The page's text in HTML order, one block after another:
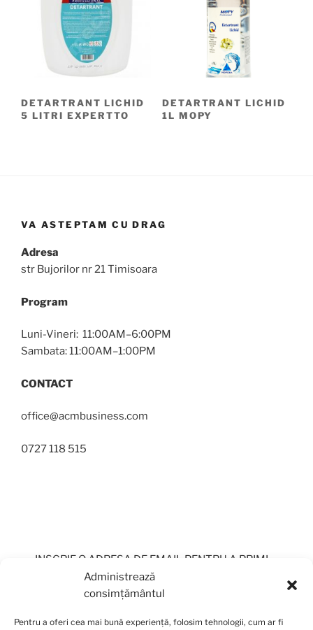
Administrează
consimțământul
Pentru a oferi cea mai bună experiență, folosim tehnologii, cum ar fi
DETARTRANT LICHID
5 LITRI EXPERTTO
DETARTRANT LICHID
1L MOPY
VA ASTEPTAM CU DRAG
Adresa
str Bujorilor nr 21 Timisoara
Program
Luni-Vineri: 11:00AM–6:00PM
Sambata: 11:00AM–1:00PM
CONTACT
office@acmbusiness.com
0727 118 515
INSCRIE O ADRESA DE EMAIL PENTRU A PRIMI
PERIODIC OFERTE